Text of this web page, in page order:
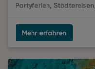
Partyferien,
Mehr erfahren